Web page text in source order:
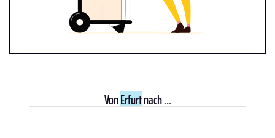
VonErfurtnach ...